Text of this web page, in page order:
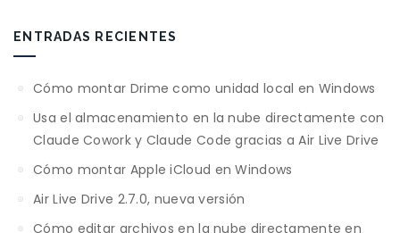
ENTRADAS RECIENTES
Cómo montar Drime como unidad local en Windows
Usa el almacenamiento en la nube directamente con
Claude Cowork y Claude Code gracias a Air Live Drive
Cómo montar Apple iCloud en Windows
Air Live Drive 2.7.0, nueva versión
Cómo editar archivos en la nube directamente en